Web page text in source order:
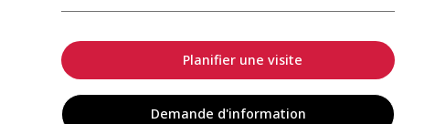
Planifier une visite
Demande d'information